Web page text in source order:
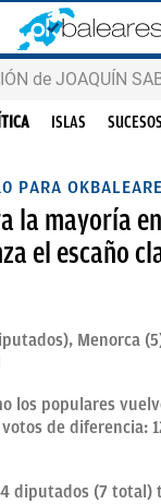
de JOAQUÍN
ISLAS SUCESOS
PARA
la mayoría
el escaño
Menorca
los populares
de diferencia:
diputados (7 total)